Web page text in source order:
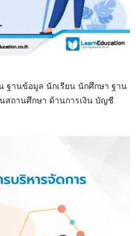
ฐานข้อมูล นักเรียน นักศึกษา ฐาน
สถานศึกษา ด้านการเงิน บัญชี